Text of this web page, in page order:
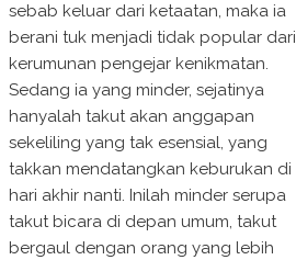
sebab keluar dari ketaatan, maka ia
berani tuk menjadi tidak popular dari
kerumunan pengejar kenikmatan.
Sedang ia yang minder, sejatinya
hanyalah takut akan anggapan
sekeliling yang tak esensial, yang
takkan mendatangkan keburukan di
hari akhir nanti. Inilah minder serupa
takut bicara di depan umum, takut
bergaul dengan orang yang lebih